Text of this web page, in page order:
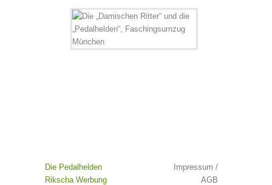
Die Pedalhelden
Rikscha Werbung
Impressum /
AGB